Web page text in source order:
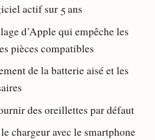
actif sur 5 ans
d’Apple qui empêche les
pièces compatibles
de la batterie aisé et les
des oreillettes par défaut
chargeur avec le smartphone